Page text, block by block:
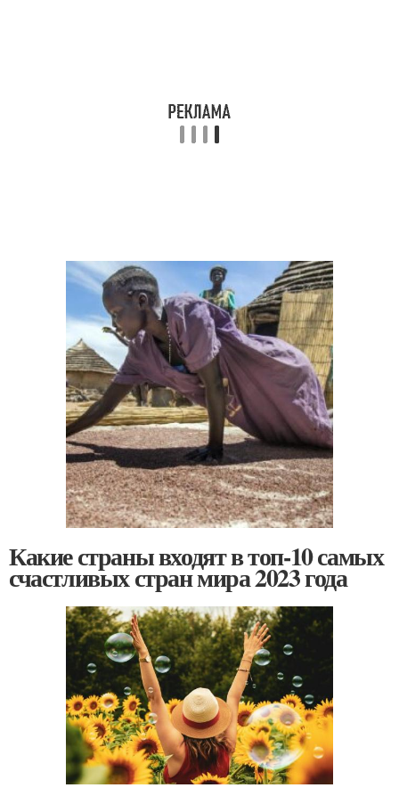
Какие страны входят в топ-10 самых
счастливых стран мира 2023 года